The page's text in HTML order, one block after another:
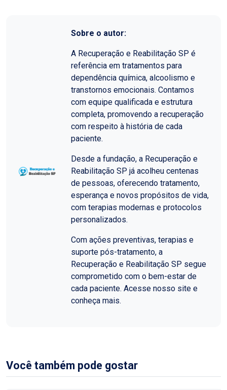
Sobre o autor:
A Recuperação e Reabilitação SP é
referência em tratamentos para
dependência química, alcoolismo e
transtornos emocionais. Contamos
com equipe qualificada e estrutura
completa, promovendo a recuperação
com respeito à história de cada
paciente.
Desde a fundação, a Recuperação e
Reabilitação SP já acolheu centenas
de pessoas, oferecendo tratamento,
esperança e novos propósitos de vida,
com terapias modernas e protocolos
personalizados.
Com ações preventivas, terapias e
suporte pós-tratamento, a
Recuperação e Reabilitação SP segue
comprometido com o bem-estar de
cada paciente. Acesse nosso site e
conheça mais.
Você também pode gostar